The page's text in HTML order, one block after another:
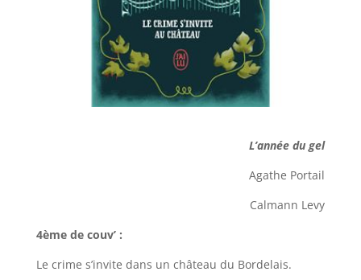
L’année du gel
Agathe Portail
Calmann Levy
4ème de couv’ :
Le crime s’invite dans un château du Bordelais.